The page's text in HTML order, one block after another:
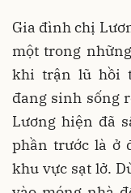
Gia đình chị
một trong
khi trận lũ hồi
đang sinh sống
Lương hiện đã
phần trước là ở
khu vực sạt lở.